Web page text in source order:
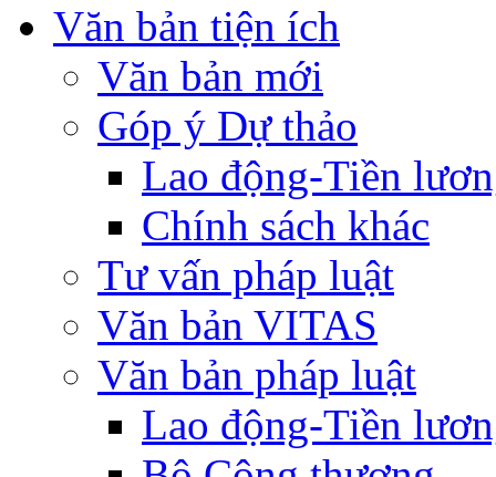
Văn bản tiện ích
Văn bản mới
Góp ý Dự thảo
Lao động-Tiền
Chính sách khác
Tư vấn pháp luật
Văn bản VITAS
Văn bản pháp luật
Lao động-Tiền